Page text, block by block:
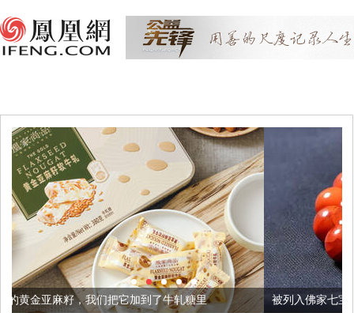
它加到了牛轧糖里 被列入佛家七宝的它到底有多美？